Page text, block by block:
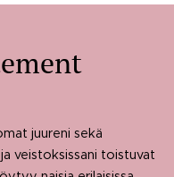
juureni sekä
veistoksissani toistuvat